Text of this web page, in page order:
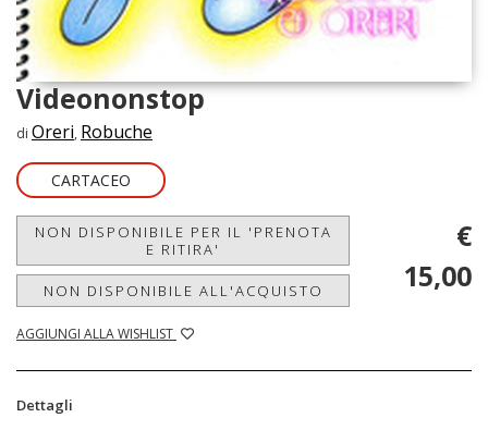
Videononstop
di Oreri, Robuche
CARTACEO
NON DISPONIBILE PER IL 'PRENOTA
E RITIRA'
NON DISPONIBILE ALL'ACQUISTO
AGGIUNGI ALLA WISHLIST
€
15,00
Dettagli